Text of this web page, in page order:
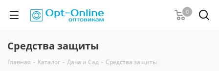
0
Средства защиты
Главная - Каталог - Дача и Сад - Средства защиты